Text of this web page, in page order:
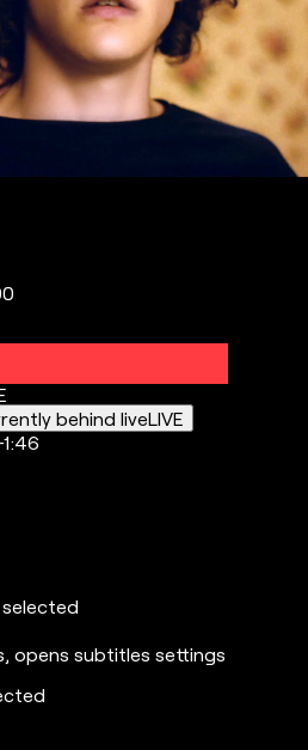
behind liveLIVE
1:46
selected
, opens subtitles settings